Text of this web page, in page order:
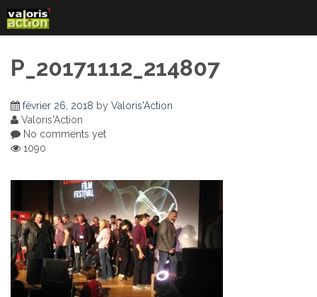
to
content
P_20171112_214807
février 26, 2018 by Valoris'Action
Valoris'Action
No comments yet
1090